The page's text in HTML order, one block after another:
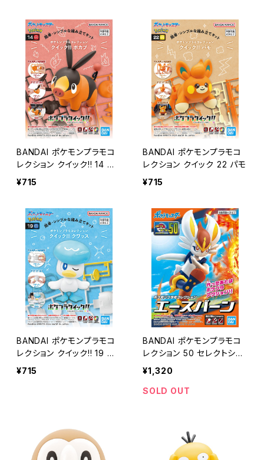
BANDAI ポケモンプラモコ
レクション クイック!! 14 ポ
カブ
¥715
BANDAI ポケモンプラモコ
レクション クイック 22 パモ
¥715
BANDAI ポケモンプラモコ
レクション クイック!! 19 ク
ワッス
¥715
BANDAI ポケモンプラモコ
レクション 50 セレクトシリ
ーズ エースバーン
¥1,320
SOLD OUT